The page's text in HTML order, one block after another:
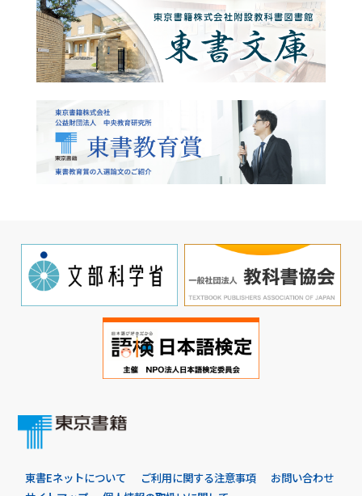
東書Eネットについて ご利用に関する注意事項
お問い合わせ